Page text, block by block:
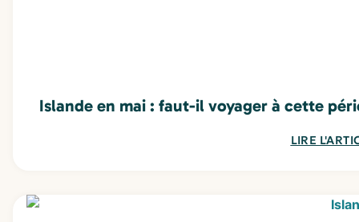
Islande en mai : faut-il voyager à cette
LIRE